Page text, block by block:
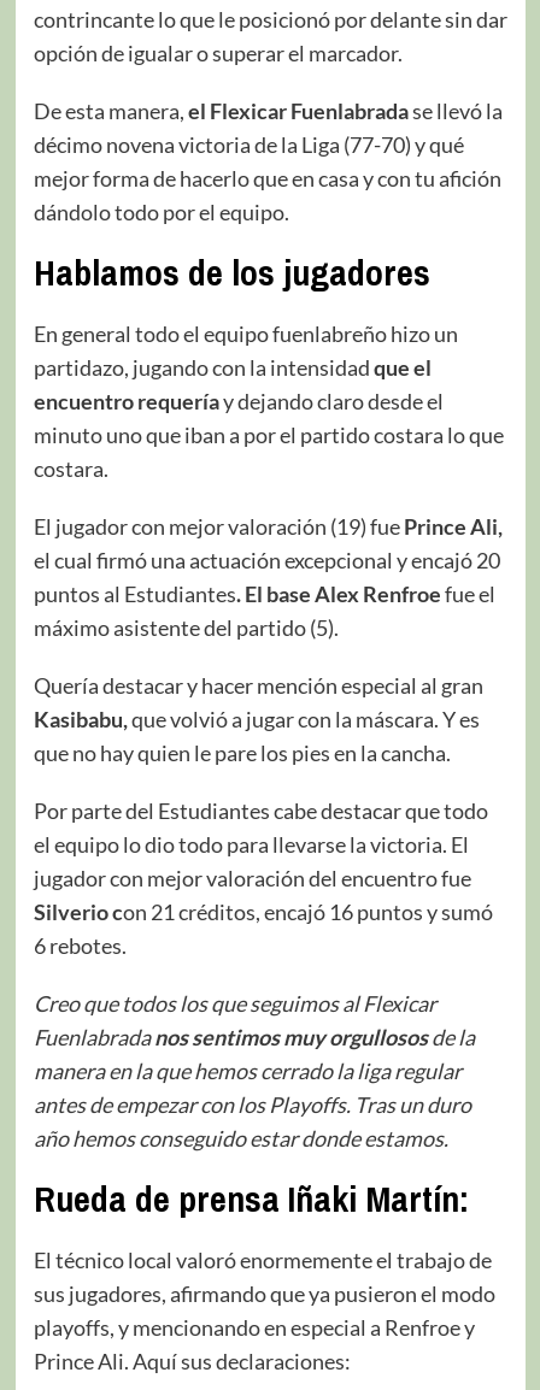
contrincante lo que le posicionó por delante sin dar
opción de igualar o superar el marcador.
De esta manera,el Flexicar Fuenlabradase llevó la
décimo novena victoria de la Liga (77-70) y qué
mejor forma de hacerlo que en casa y con tu afición
dándolo todo por el equipo.
Hablamos de los jugadores
En general todo el equipo fuenlabreño hizo un
partidazo, jugando con la intensidadque el
encuentro requeríay dejando claro desde el
minuto uno que iban a por el partido costara lo que
costara.
El jugador con mejor valoración (19) fuePrince Ali,
el cual firmó una actuación excepcional y encajó 20
puntos al Estudiantes. El base Alex Renfroefue el
máximo asistente del partido (5).
Quería destacar y hacer mención especial al gran
Kasibabu,que volvió a jugar con la máscara. Y es
que no hay quien le pare los pies en la cancha.
Por parte del Estudiantes cabe destacar que todo
el equipo lo dio todo para llevarse la victoria. El
jugador con mejor valoración del encuentro fue
Silverio con 21 créditos, encajó 16 puntos y sumó
6 rebotes.
Creo que todos los que seguimos al Flexicar
Fuenlabradanos sentimos muy orgullososde la
manera en la que hemos cerrado la liga regular
antes de empezar con los Playoffs. Tras un duro
año hemos conseguido estar donde estamos.
Rueda de prensa Iñaki Martín:
El técnico local valoró enormemente el trabajo de
sus jugadores, afirmando que ya pusieron el modo
playoffs, y mencionando en especial a Renfroe y
Prince Ali. Aquí sus declaraciones: